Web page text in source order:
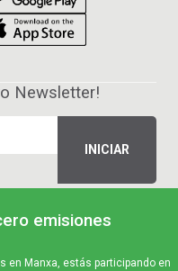
Newsletter!
emisiones
en Manxa, estás participando en